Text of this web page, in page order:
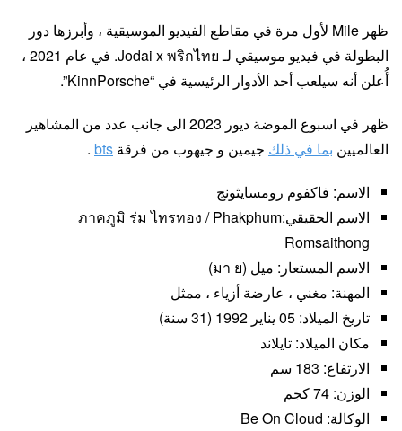
ظهر Mile لأول مرة في مقاطع الفيديو الموسيقية ، وأبرزها دور
البطولة في فيديو موسيقي لـ Jodai x พริกไทย. في عام 2021 ،
أُعلن أنه سيلعب أحد الأدوار الرئيسية في “KinnPorsche”.
ظهر في اسبوع الموضة ديور 2023 الى جانب عدد من المشاهير
العالميين بما في ذلك جيمين و جيهوب من فرقة bts
.
الاسم: فاكفوم رومسايثونج
الاسم الحقيقي:ภาคภูมิ ร่ม ไทรทอง / Phakphum
Romsaithong
الاسم المستعار: ميل (มา ย)
المهنة: مغني ، عارضة أزياء ، ممثل
تاريخ الميلاد: 05 يناير 1992 (31 سنة)
مكان الميلاد: تايلاند
الارتفاع: 183 سم
الوزن: 74 كجم
الوكالة: Be On Cloud